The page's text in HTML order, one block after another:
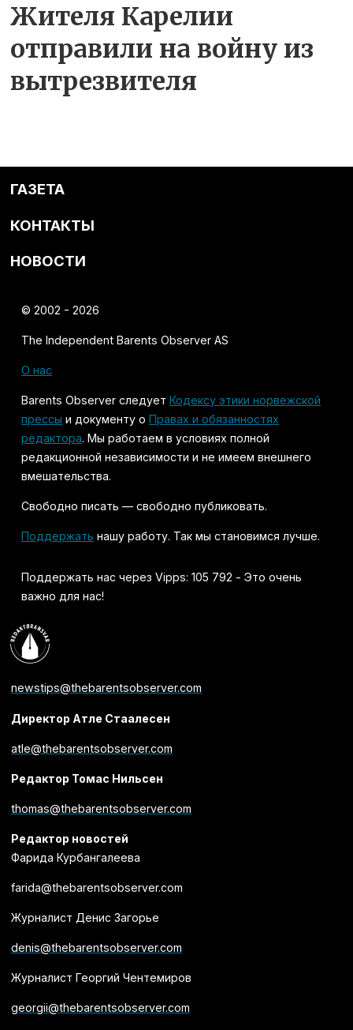
Жителя Карелии
отправили на войну из
вытрезвителя
ГАЗЕТА
КОНТАКТЫ
НОВОСТИ
© 2002 - 2026
The Independent Barents Observer AS
О нас
Barents Observer следуетКодексу этики норвежской
прессы и документу оПравах и обязанностях
редактора. Мы работаем в условиях полной
редакционной независимости и не имеем внешнего
вмешательства.
Свободно писать — свободно публиковать.
Поддержать нашу работу. Так мы становимся лучше.
Поддержать нас через Vipps: 105 792 - Это очень
важно для нас!
newstips@thebarentsobserver.com
Директор Атле Стаалесен
atle@thebarentsobserver.com
Редактор Томас Нильсен
thomas@thebarentsobserver.com
Редактор новостей
Фарида Курбангалеева
farida@thebarentsobserver.com
Журналист Денис Загорье
denis@thebarentsobserver.com
Журналист Георгий Чентемиров
georgii@thebarentsobserver.com